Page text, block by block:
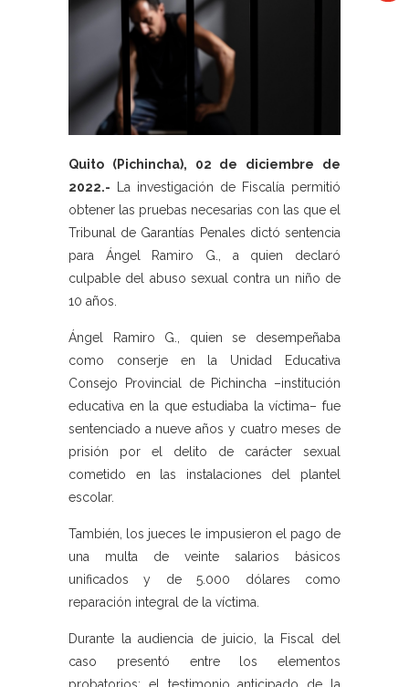
Quito (Pichincha), 02 de diciembre de
2022.- La investigación de Fiscalía permitió
obtener las pruebas necesarias con las que el
Tribunal de Garantías Penales dictó sentencia
para Ángel Ramiro G., a quien declaró
culpable del abuso sexual contra un niño de
10 años.
Ángel Ramiro G., quien se desempeñaba
como conserje en la Unidad Educativa
Consejo Provincial de Pichincha –institución
educativa en la que estudiaba la víctima– fue
sentenciado a nueve años y cuatro meses de
prisión por el delito de carácter sexual
cometido en las instalaciones del plantel
escolar.
También, los jueces le impusieron el pago de
una multa de veinte salarios básicos
unificados y de 5.000 dólares como
reparación integral de la víctima.
Durante la audiencia de juicio, la Fiscal del
caso presentó entre los elementos